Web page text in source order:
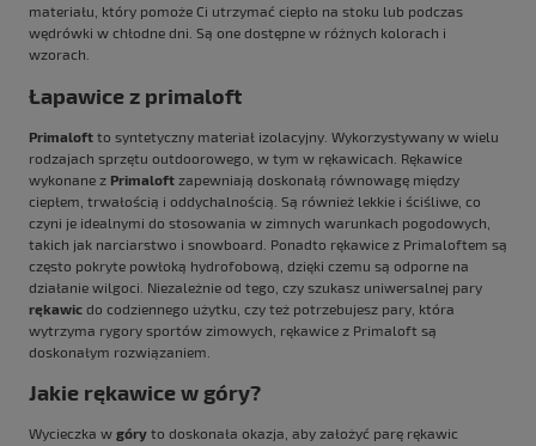
materiału, który pomoże Ci utrzymać ciepło na stoku lub podczas
wędrówki w chłodne dni. Są one dostępne w różnych kolorach i
wzorach.
Łapawice z primaloft
Primaloft to syntetyczny materiał izolacyjny. Wykorzystywany w wielu
rodzajach sprzętu outdoorowego, w tym w rękawicach. Rękawice
wykonane z Primaloft zapewniają doskonałą równowagę między
ciepłem, trwałością i oddychalnością. Są również lekkie i ściśliwe, co
czyni je idealnymi do stosowania w zimnych warunkach pogodowych,
takich jak narciarstwo i snowboard. Ponadto rękawice z Primaloftem są
często pokryte powłoką hydrofobową, dzięki czemu są odporne na
działanie wilgoci. Niezależnie od tego, czy szukasz uniwersalnej pary
rękawic do codziennego użytku, czy też potrzebujesz pary, która
wytrzyma rygory sportów zimowych, rękawice z Primaloft są
doskonałym rozwiązaniem.
Jakie rękawice w góry?
Wycieczka w góry to doskonała okazja, aby założyć parę rękawic